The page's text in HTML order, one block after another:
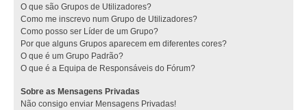
O que são Grupos de Utilizadores?
Como me inscrevo num Grupo de Utilizadores?
Como posso ser Líder de um Grupo?
Por que alguns Grupos aparecem em diferentes cores?
O que é um Grupo Padrão?
O que é a Equipa de Responsáveis do Fórum?
Sobre as Mensagens Privadas
Não consigo enviar Mensagens Privadas!